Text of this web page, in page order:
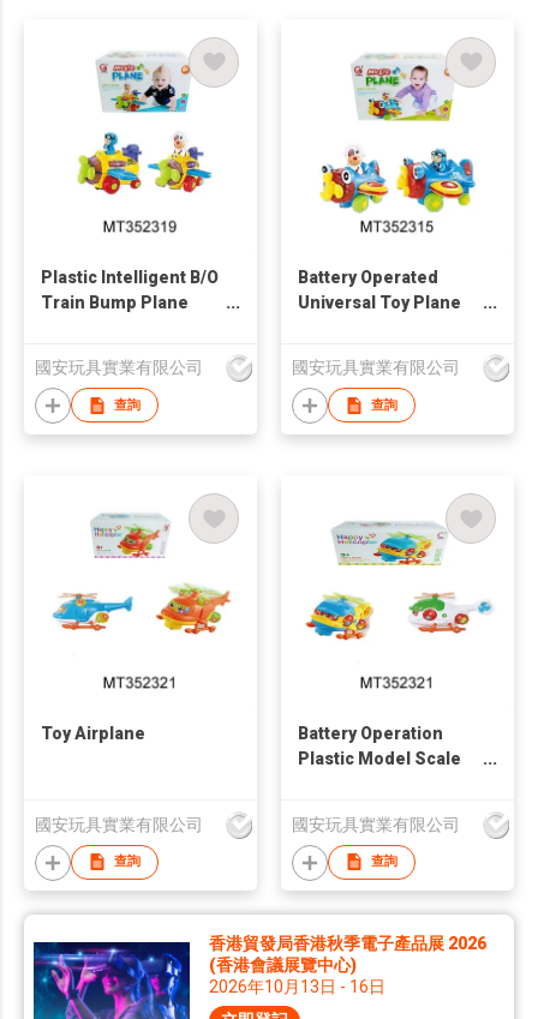
Plastic Intelligent B/O
Train Bump Plane
國安玩具實業有限公司
查詢
Battery Operated
Universal Toy Plane
國安玩具實業有限公司
查詢
Toy Airplane
國安玩具實業有限公司
查詢
Battery Operation
Plastic Model Scale
國安玩具實業有限公司
查詢
香港貿發局香港秋季電子產品展 2026
(香港會議展覽中心)
2026年10月13日 - 16日